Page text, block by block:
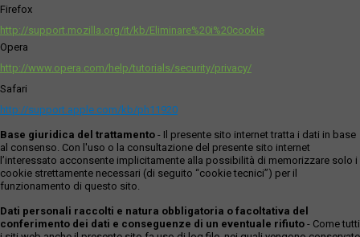
Firefox
http://support.mozilla.org/it/kb/Eliminare%20i%20cookie
Opera
http://www.opera.com/help/tutorials/security/privacy/
Safari
http://support.apple.com/kb/ph11920
Base giuridica del trattamento - Il presente sito internet tratta i dati in base
al consenso. Con l'uso o la consultazione del presente sito internet
l’interessato acconsente implicitamente alla possibilità di memorizzare solo i
cookie strettamente necessari (di seguito “cookie tecnici”) per il
funzionamento di questo sito.
Dati personali raccolti e natura obbligatoria o facoltativa del
conferimento dei dati e conseguenze di un eventuale rifiuto - Come tutti